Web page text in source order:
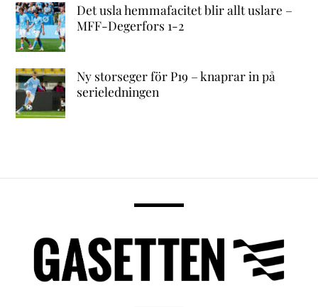
Det usla hemmafacitet blir allt uslare –
MFF-Degerfors 1-2
Ny storseger för P19 – knaprar in på
serieledningen